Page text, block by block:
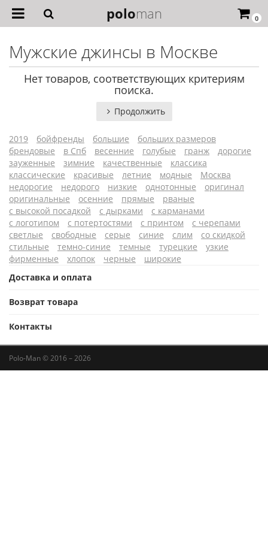
0
poloman
Мужские джинсы в Москве
Нет товаров, соответствующих критериям
поиска.
Продолжить
2019 бойфренды большие
больших размеров
брендовые
в Спб весенние голубые гранж
дорогие
зауженные
зимние качественные
классика
классические
красивые летние модные
Москва
недорогие
недорого низкие однотонные
оригинал
оригинальные
осенние прямые
рваные
с высокой посадкой
с дырками
с карманами
с логотипом
с потертостями с принтом
с черепами
светлые
свободные серые синие слим
со скидкой
стильные
темно-синие темные турецкие
узкие
фирменные
хлопок черные
широкие
Доставка и оплата
Возврат товара
Контакты
Polo-Man © 2016 – 2026